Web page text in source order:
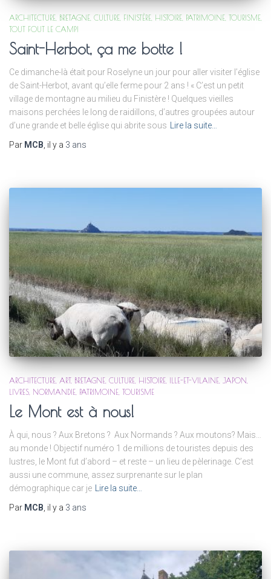
ARCHITECTURE BRETAGNE CULTURE FINISTÈRE HISTOIRE PATRIMOINE TOURISME
TOUT FOUT LE CAMP!
Saint-Herbot, ça me botte !
Ce dimanche-là était pour Roselyne un jour pour aller visiter l’église
de Saint-Herbot, avant qu’elle ferme pour 2 ans ! « C’est un petit
village de montagne au milieu du Finistère ! Quelques vieilles
maisons perchées le long de raidillons, d’autres groupées autour
d’une grande et belle église qui abrite sous
Lire la suite…
Par MCB , il y a 3 ans
ARCHITECTURE ART BRETAGNE CULTURE HISTOIRE ILLE-ET-VILAINE JAPON
LIVRES NORMANDIE PATRIMOINE TOURISME
Le Mont est à nous!
À qui, nous ? Aux Bretons ? Aux Normands ? Aux moutons? Mais…
au monde ! Objectif numéro 1 de millions de touristes depuis des
lustres, le Mont fut d’abord – et reste – un lieu de pèlerinage. C’est
aussi une commune, assez surprenante sur le plan
démographique car je Lire la suite…
Par MCB , il y a 3 ans